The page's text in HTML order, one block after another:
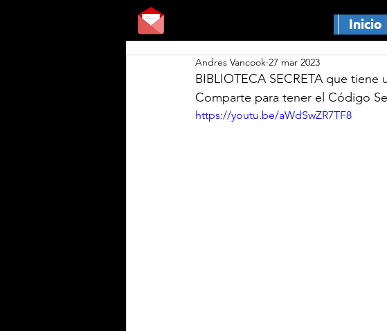
Inicio
Andres Vancook 27 mar 2023
BIBLIOTECA SECRETA que tiene
Comparte para tener el Código
https://youtu.be/aWdSwZR7TF8